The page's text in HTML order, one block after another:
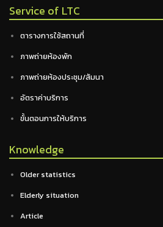
Service of LTC
ตารางการใช้สถานที่
ภาพถ่ายห้องพัก
ภาพถ่ายห้องประชุม/สัมนา
อัตราค่าบริการ
ขั้นตอนการให้บริการ
Knowledge
Older statistics
Elderly situation
Article